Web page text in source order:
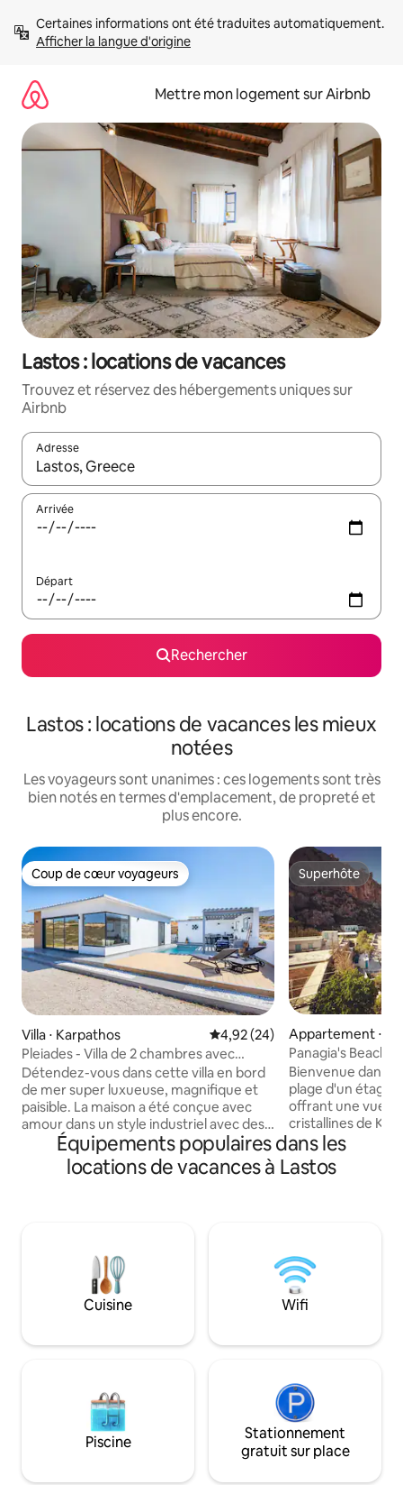
directement
Afficher la langue d'origine
Mettre mon logement sur Airbnb
Lastos : locations de vacances
Trouvez et réservez des hébergements uniques sur
Airbnb
Adresse
Lorsque les résultats s'affichent, utilisez les flèches vers le
Arrivée
Départ
Rechercher
Lastos : locations de vacances les mieux
notées
Les voyageurs sont unanimes : ces logements sont très
bien notés en termes d'emplacement, de propreté et
plus encore.
Coup de cœur voyageurs
Coup de cœur voyageurs
Villa ⋅ Karpathos Évaluation moyenne sur la
4,92 (24)
Pleiades - Villa de 2 chambres avec
piscine au-dessus de la mer
Détendez-vous dans cette villa en bord
de mer super luxueuse, magnifique et
paisible. La maison a été conçue avec
amour dans un style industriel avec des
détails nordiques pour une sensation
luxueuse et charmante. Profitez de la
vue sur la mer et les montagnes depuis
célèbre grotte de Poséidon est à
quelques minutes à pied, les boutiques,
bars et restaurants sont à seulement
quelques minutes en voiture, le quartier
Superhôte
Superhôte
Appartement ⋅
Panagia's Beach
Bienvenue dans
plage d'un étage
offrant une vue
cristallines de
Cette escapade
quelques pas de la
JOUR sur LA
d'accueillir à
tenons à vous
commentaires
pouvez réserver
Équipements populaires dans les
locations de vacances à Lastos
Cuisine Wifi
Piscine
Stationnement
gratuit sur place